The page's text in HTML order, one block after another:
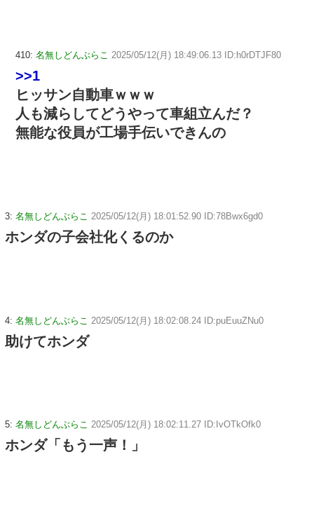
410: 名無しどんぶらこ 2025/05/12(月) 18:49:06.13 ID:h0rDTJF80
>>1
ヒッサン自動車ｗｗｗ
人も減らしてどうやって車組立んだ？
無能な役員が工場手伝いできんの
3: 名無しどんぶらこ 2025/05/12(月) 18:01:52.90 ID:78Bwx6gd0
ホンダの子会社化くるのか
4: 名無しどんぶらこ 2025/05/12(月) 18:02:08.24 ID:puEuuZNu0
助けてホンダ
5: 名無しどんぶらこ 2025/05/12(月) 18:02:11.27 ID:IvOTkOfk0
ホンダ「もう一声！」